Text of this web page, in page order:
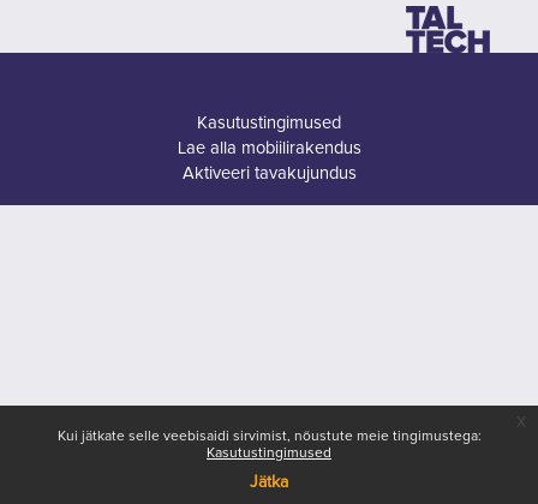
Kui jätkate selle veebisaidi sirvimist, nõustute meie tingimustega:
Kasutustingimused
Jätka
Kasutustingimused
Lae alla mobiilirakendus
Aktiveeri tavakujundus